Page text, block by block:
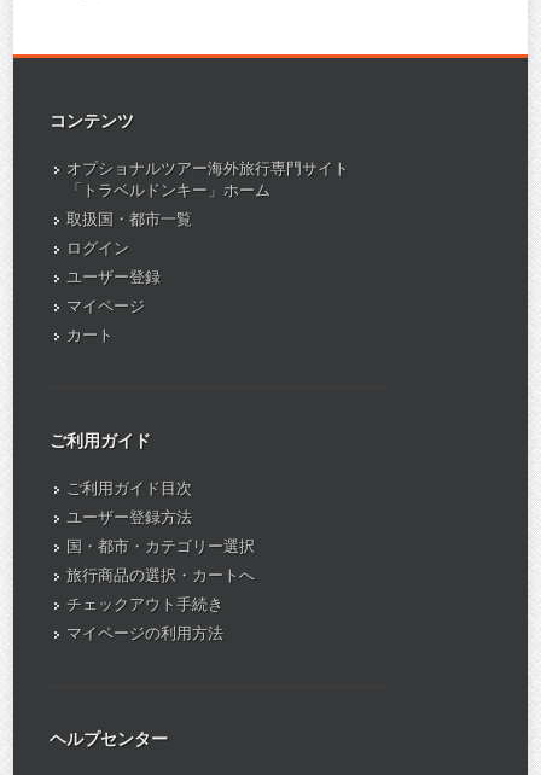
コンテンツ
オプショナルツアー海外旅行専門サイト
「トラベルドンキー」ホーム
取扱国・都市一覧
ログイン
ユーザー登録
マイページ
カート
ご利用ガイド
ご利用ガイド目次
ユーザー登録方法
国・都市・カテゴリー選択
旅行商品の選択・カートへ
チェックアウト手続き
マイページの利用方法
ヘルプセンター